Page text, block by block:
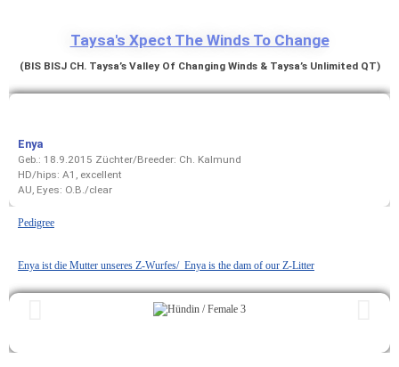
Taysa's Xpect The Winds To Change
(BIS BISJ CH. Taysa’s Valley Of Changing Winds & Taysa’s Unlimited QT)
Enya
Geb.: 18.9.2015 Züchter/Breeder: Ch. Kalmund
HD/hips: A1, excellent
AU, Eyes: O.B./clear
Pedigree
Enya ist die Mutter unseres Z-Wurfes/ Enya is the dam of our Z-Litter